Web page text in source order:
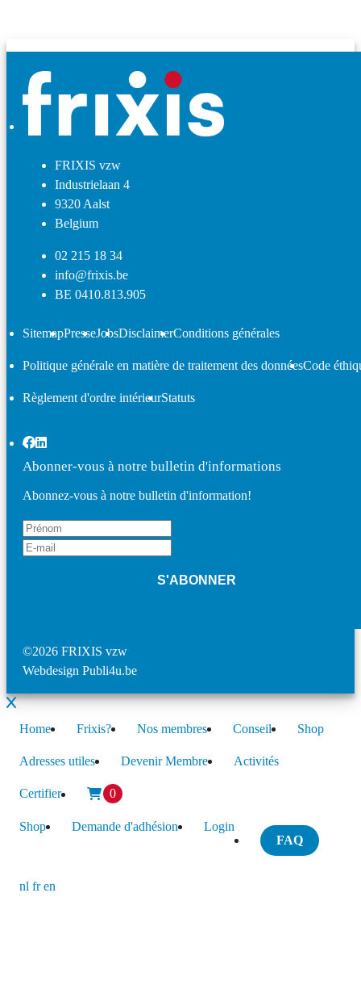
FRIXIS vzw
Industrielaan 4
9320 Aalst
Belgium
02 215 18 34
info@frixis.be
BE 0410.813.905
SitemapPresseJobsDisclaimerConditions générales
Politique générale en matière de traitement des donnéesCode
Règlement d'ordre intérieurStatuts
Abonner-vous à notre bulletin d'informations
Abonnez-vous à notre bulletin d'information!
S'ABONNER
©2026 FRIXIS vzw
Webdesign Publi4u.be
Home Frixis? Nos membres Conseil Shop
Adresses utiles Devenir Membre Activités
Certifier 0
Shop Demande d'adhésion
Login
FAQ
nl fr en